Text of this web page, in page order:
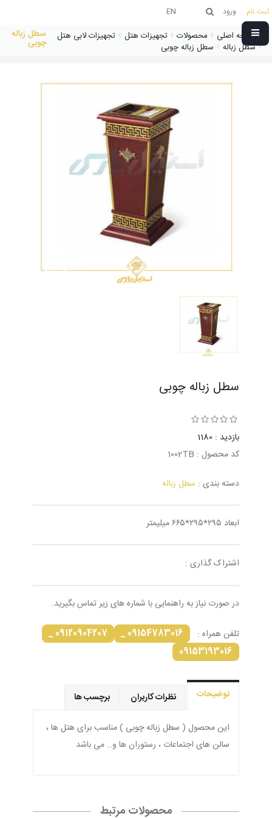
ثبت نام ورود EN
صفحه اصلی محصولات تجهیزات هتل
تجهیزات لابی هتل
سطل زباله
سطل زباله چوبی
سطل زباله
چوبی
سطل زباله چوبی
بازدید : 1180
کد محصول : 1002TB
دسته بندی : سطل زباله
ابعاد ۲۹۵*۲۹۵*۶۶۵ میلیمتر
اشتراک گذاری :
در صورت نیاز به راهنمایی با شماره های زیر تماس بگیرید.
تلفن همراه : 09154783016 _
09120904207 _
09153193016
توضیحات نظرات کاربران برچسب ها
این محصول ( سطل زباله چوبی ) مناسب برای هتل ها ،
سالن های اجتماعات ، رستوران ها و… می باشد
محصولات مرتبط